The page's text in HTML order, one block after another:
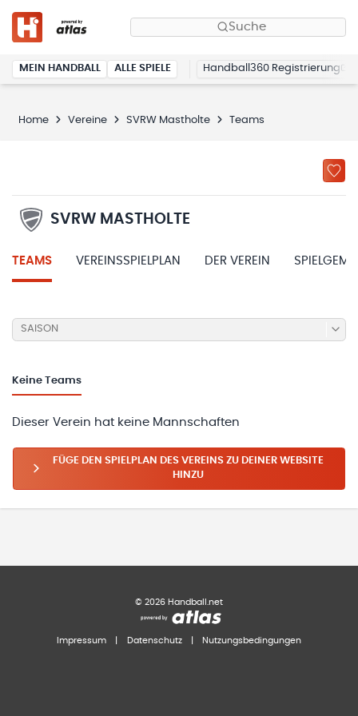
Suche
MEIN HANDBALL ALLE SPIELE Handball360 Registrierung
Home Vereine SVRW Mastholte Teams
SVRW MASTHOLTE
TEAMS VEREINSSPIELPLAN DER VEREIN
SAISON
Keine Teams
Dieser Verein hat keine Mannschaften
FÜGE DEN SPIELPLAN DES VEREINS ZU DEINER WEBSITE
HINZU
© 2026 Handball.net
Impressum Datenschutz Nutzungsbedingungen